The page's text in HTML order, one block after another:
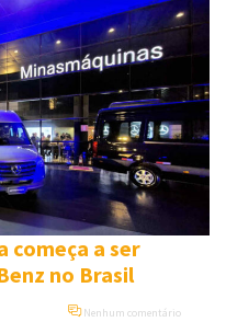
começa a ser
no Brasil
Nenhum comentário